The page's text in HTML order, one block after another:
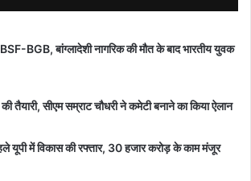
BGB, बांग्लादेशी नागरिक की मौत के बाद भारतीय युवक
की तैयारी, सीएम सम्राट चौधरी ने कमेटी बनाने का किया ऐलान
यूपी में विकास की रफ्तार, 30 हजार करोड़ के काम मंजूर